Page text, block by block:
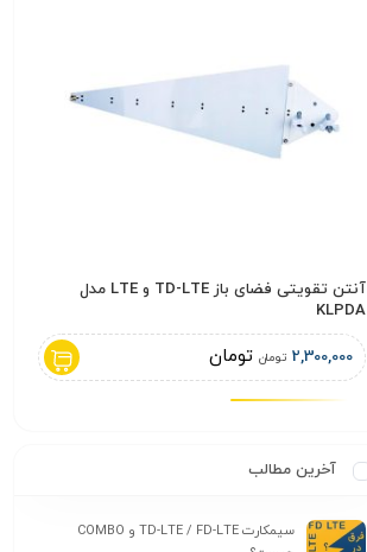
آنتن تقویتی فضای باز TD-LTE و LTE مدل
KLPDA
2,300,000 تومان تومان
آخرین مطالب
سیمکارت TD-LTE / FD-LTE و COMBO